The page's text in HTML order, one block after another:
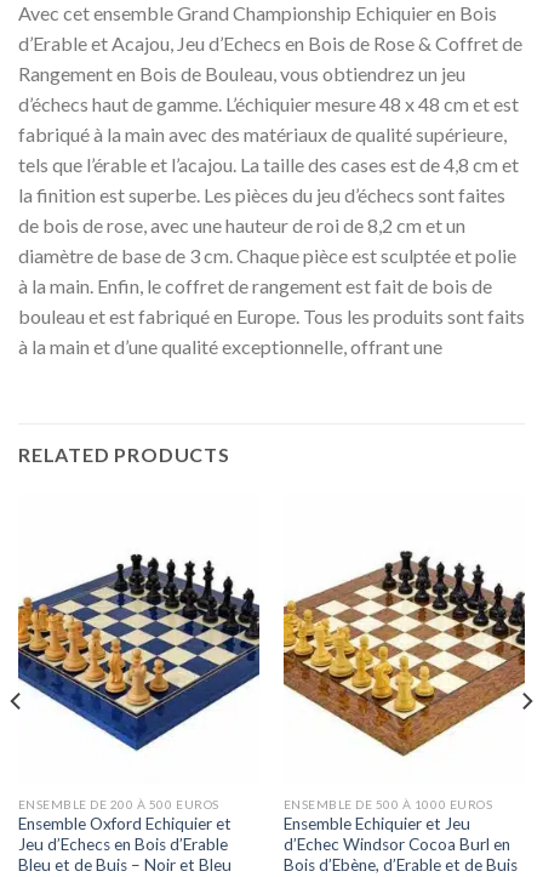
Avec cet ensemble Grand Championship Echiquier en Bois
d’Erable et Acajou, Jeu d’Echecs en Bois de Rose & Coffret de
Rangement en Bois de Bouleau, vous obtiendrez un jeu
d’échecs haut de gamme. L’échiquier mesure 48 x 48 cm et est
fabriqué à la main avec des matériaux de qualité supérieure,
tels que l’érable et l’acajou. La taille des cases est de 4,8 cm et
la finition est superbe. Les pièces du jeu d’échecs sont faites
de bois de rose, avec une hauteur de roi de 8,2 cm et un
diamètre de base de 3 cm. Chaque pièce est sculptée et polie
à la main. Enfin, le coffret de rangement est fait de bois de
bouleau et est fabriqué en Europe. Tous les produits sont faits
à la main et d’une qualité exceptionnelle, offrant une
RELATED PRODUCTS
ENSEMBLE DE 200 À 500 EUROS
Ensemble Oxford Echiquier et
Jeu d’Echecs en Bois d’Erable
Bleu et de Buis – Noir et Bleu
ENSEMBLE DE 500 À 1000 EUROS
Ensemble Echiquier et Jeu
d’Echec Windsor Cocoa Burl en
Bois d’Ebène, d’Erable et de Buis